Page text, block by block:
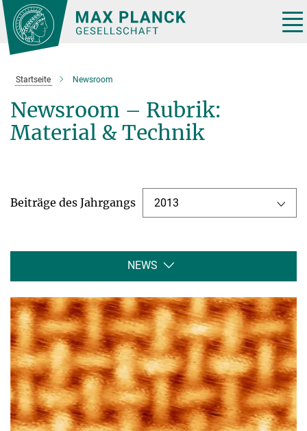
Hauptinhalt
Startseite Newsroom
Newsroom – Rubrik:
Material & Technik
Beiträge des Jahrgangs 2013
NEWS